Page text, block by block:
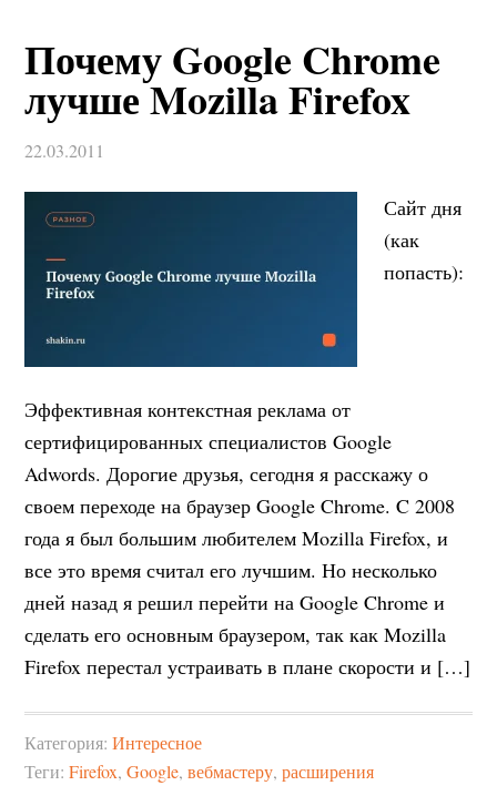
Почему Google Chrome
лучше Mozilla Firefox
22.03.2011
Сайт дня
(как
попасть):
Эффективная контекстная реклама от
сертифицированных специалистов Google
Adwords. Дорогие друзья, сегодня я расскажу о
своем переходе на браузер Google Chrome. C 2008
года я был большим любителем Mozilla Firefox, и
все это время считал его лучшим. Но несколько
дней назад я решил перейти на Google Chrome и
сделать его основным браузером, так как Mozilla
Firefox перестал устраивать в плане скорости и […]
Категория:Интересное
Теги:Firefox,Google,вебмастеру,расширения